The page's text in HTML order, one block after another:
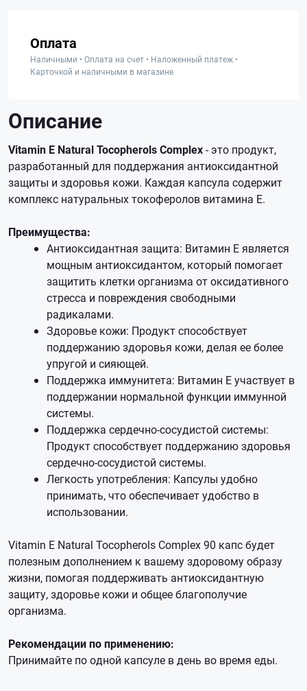
Оплата
Наличными • Оплата на счет • Наложенный платеж •
Карточкой и наличными в магазине
Описание
Vitamin E Natural Tocopherols Complex- это продукт,
разработанный для поддержания антиоксидантной
защиты и здоровья кожи. Каждая капсула содержит
комплекс натуральных токоферолов витамина Е.
Преимущества:
Антиоксидантная защита: Витамин Е является
мощным антиоксидантом, который помогает
защитить клетки организма от оксидативного
стресса и повреждения свободными
радикалами.
Здоровье кожи: Продукт способствует
поддержанию здоровья кожи, делая ее более
упругой и сияющей.
Поддержка иммунитета: Витамин Е участвует в
поддержании нормальной функции иммунной
системы.
Поддержка сердечно-сосудистой системы:
Продукт способствует поддержанию здоровья
сердечно-сосудистой системы.
Легкость употребления: Капсулы удобно
принимать, что обеспечивает удобство в
использовании.
Vitamin E Natural Tocopherols Complex 90 капс будет
полезным дополнением к вашему здоровому образу
жизни, помогая поддерживать антиоксидантную
защиту, здоровье кожи и общее благополучие
организма.
Рекомендации по применению:
Принимайте по одной капсуле в день во время еды.